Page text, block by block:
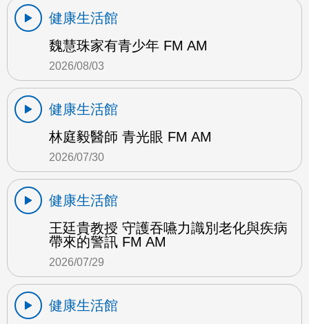
健康生活館
魏慧珠家有青少年 FM AM
2026/08/03
健康生活館
林庭毅醫師 青光眼 FM AM
2026/07/30
健康生活館
王廷貴教授 守護吞嚥力識別老化與疾病
帶來的警訊 FM AM
2026/07/29
健康生活館